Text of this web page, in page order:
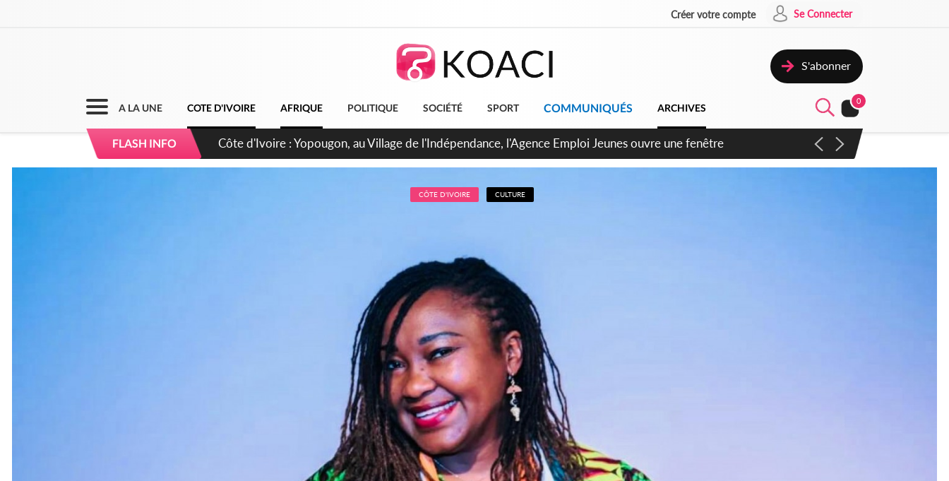
Créer votre compte Se Connecter
S'abonner
A LA UNE COTE D'IVOIRE AFRIQUE POLITIQUE SOCIÉTÉ SPORT COMMUNIQUÉS ARCHIVES
0
FLASH INFO
Côte d'Ivoire : CHU de Treichville, après la fronde, les agents contractuels obtiennent un accord avec la
direction sur les arriérés du SMIG 2023
CÔTE D'IVOIRE CULTURE